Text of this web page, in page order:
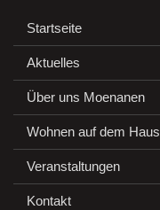
Startseite
Aktuelles
Über uns Moenanen
Wohnen auf dem Haus
Veranstaltungen
Kontakt